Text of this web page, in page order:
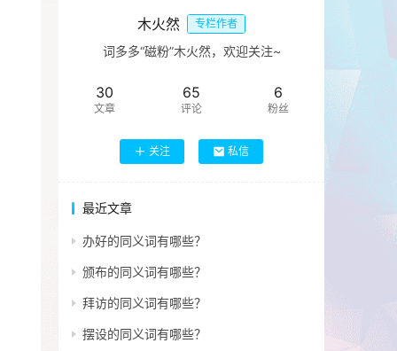
木火然 专栏作者
词多多“磁粉”木火然，欢迎关注~
30
文章
65
评论
6
粉丝
关注 私信
最近文章
办好的同义词有哪些？
颁布的同义词有哪些？
拜访的同义词有哪些？
摆设的同义词有哪些？